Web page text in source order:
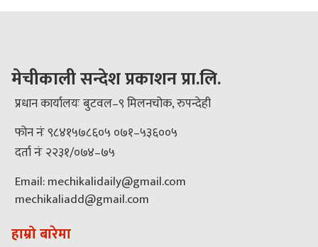
मेचीकाली सन्देश प्रकाशन प्रा.लि.
प्रधान कार्यालयः बुटवल–९ मिलनचोक, रुपन्देही
फोन नंः ९८४१५७८६०५ ०७१–५३६००५
दर्ता नंः २२३१/०७४–७५
Email: mechikalidaily@gmail.com
mechikaliadd@gmail.com
हाम्रो बारेमा